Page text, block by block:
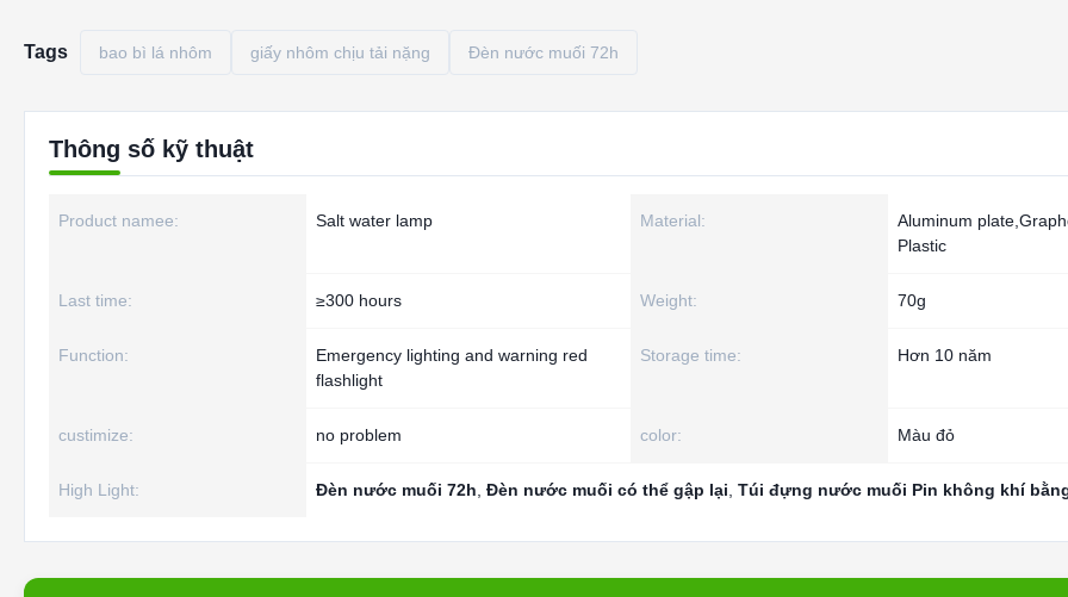
Tags bao bì lá nhôm giấy nhôm chịu tải nặng Đèn nước muối 72h
Thông số kỹ thuật
Product namee: Salt water lamp Material:
Aluminum
Plastic
Last time: ≥300 hours Weight: 70g
Function:
Emergency lighting and warning red
flashlight
Storage time: Hơn 10 năm
custimize: no problem color: Màu đỏ
High Light: Đèn nước muối 72h Đèn nước muối có thể gập lại Túi đựng nước muối Pin không khí